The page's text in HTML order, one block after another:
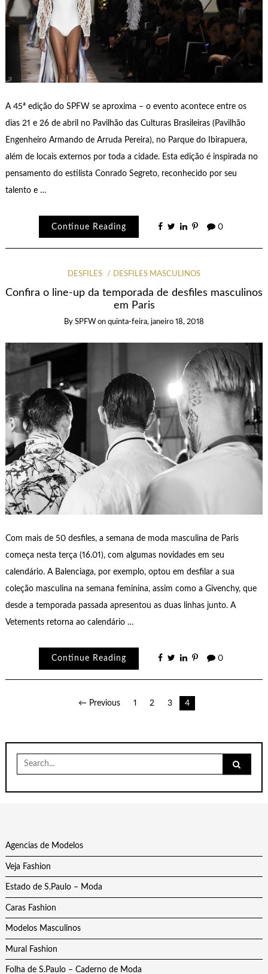
A 45ª edição do SPFW se aproxima – o evento acontece entre os
dias 21 e 26 de abril no Pavilhão das Culturas Brasileiras (Pavilhão
Engenheiro Armando de Arruda Pereira), no Parque do Ibirapuera,
além de locais externos por toda a cidade. Esta edição é inspirada no
pensamento do estilista Conrado Segreto, reconhecido por seu
talento e …
Continue Reading 0
DESFILES DESFILES MASCULINOS
Confira o line-up da temporada de desfiles masculinos
em Paris
By SPFW on quinta-feira, janeiro 18, 2018
Com mais de 50 desfiles, a semana de moda masculina de Paris
começa nesta terça (16.01), com algumas novidades em seu
calendário. A Balenciaga, por exemplo, optou em desfilar a sua
coleção masculina na semana feminina, assim como a Givenchy, que
desde a temporada passada apresentou as duas linhas junto. A
Vetements retorna ao calendário …
Continue Reading 0
Paginação
posts
← Previous 1 2 3 4
Search
for:
Agencias de Modelos
Veja Fashion
Estado de S.Paulo – Moda
Caras Fashion
Modelos Masculinos
Mural Fashion
Folha de S.Paulo – Caderno de Moda